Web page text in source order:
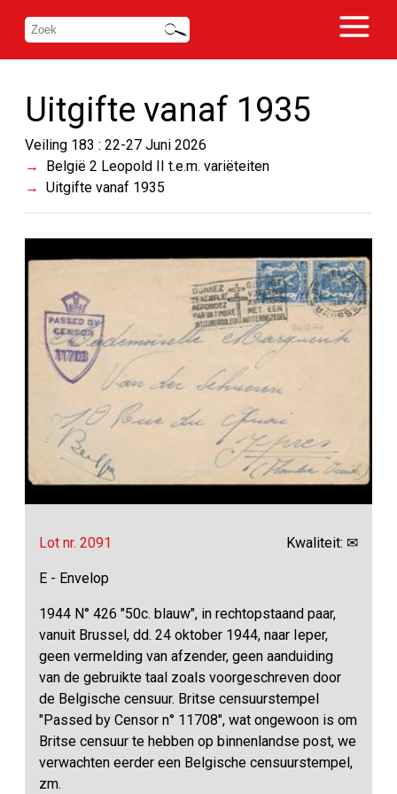
Uitgifte vanaf 1935
Veiling 183 : 22-27 Juni 2026
België 2 Leopold II t.e.m. variëteiten
Uitgifte vanaf 1935
Lot nr. 2091 Kwaliteit: ✉
E - Envelop
1944 N° 426 "50c. blauw", in rechtopstaand paar,
vanuit Brussel, dd. 24 oktober 1944, naar Ieper,
geen vermelding van afzender, geen aanduiding
van de gebruikte taal zoals voorgeschreven door
de Belgische censuur. Britse censuurstempel
"Passed by Censor n° 11708", wat ongewoon is om
Britse censuur te hebben op binnenlandse post, we
verwachten eerder een Belgische censuurstempel,
zm.